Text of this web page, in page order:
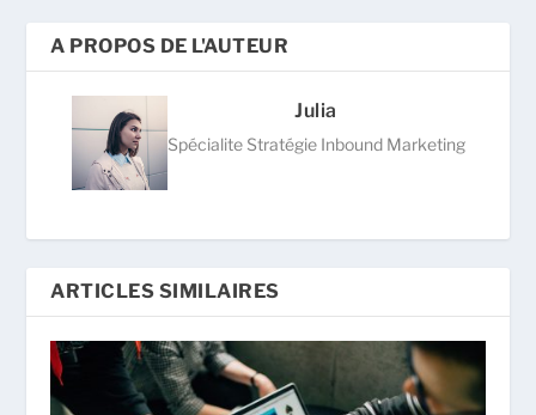
A PROPOS DE L'AUTEUR
Julia
Spécialite Stratégie Inbound Marketing
ARTICLES SIMILAIRES